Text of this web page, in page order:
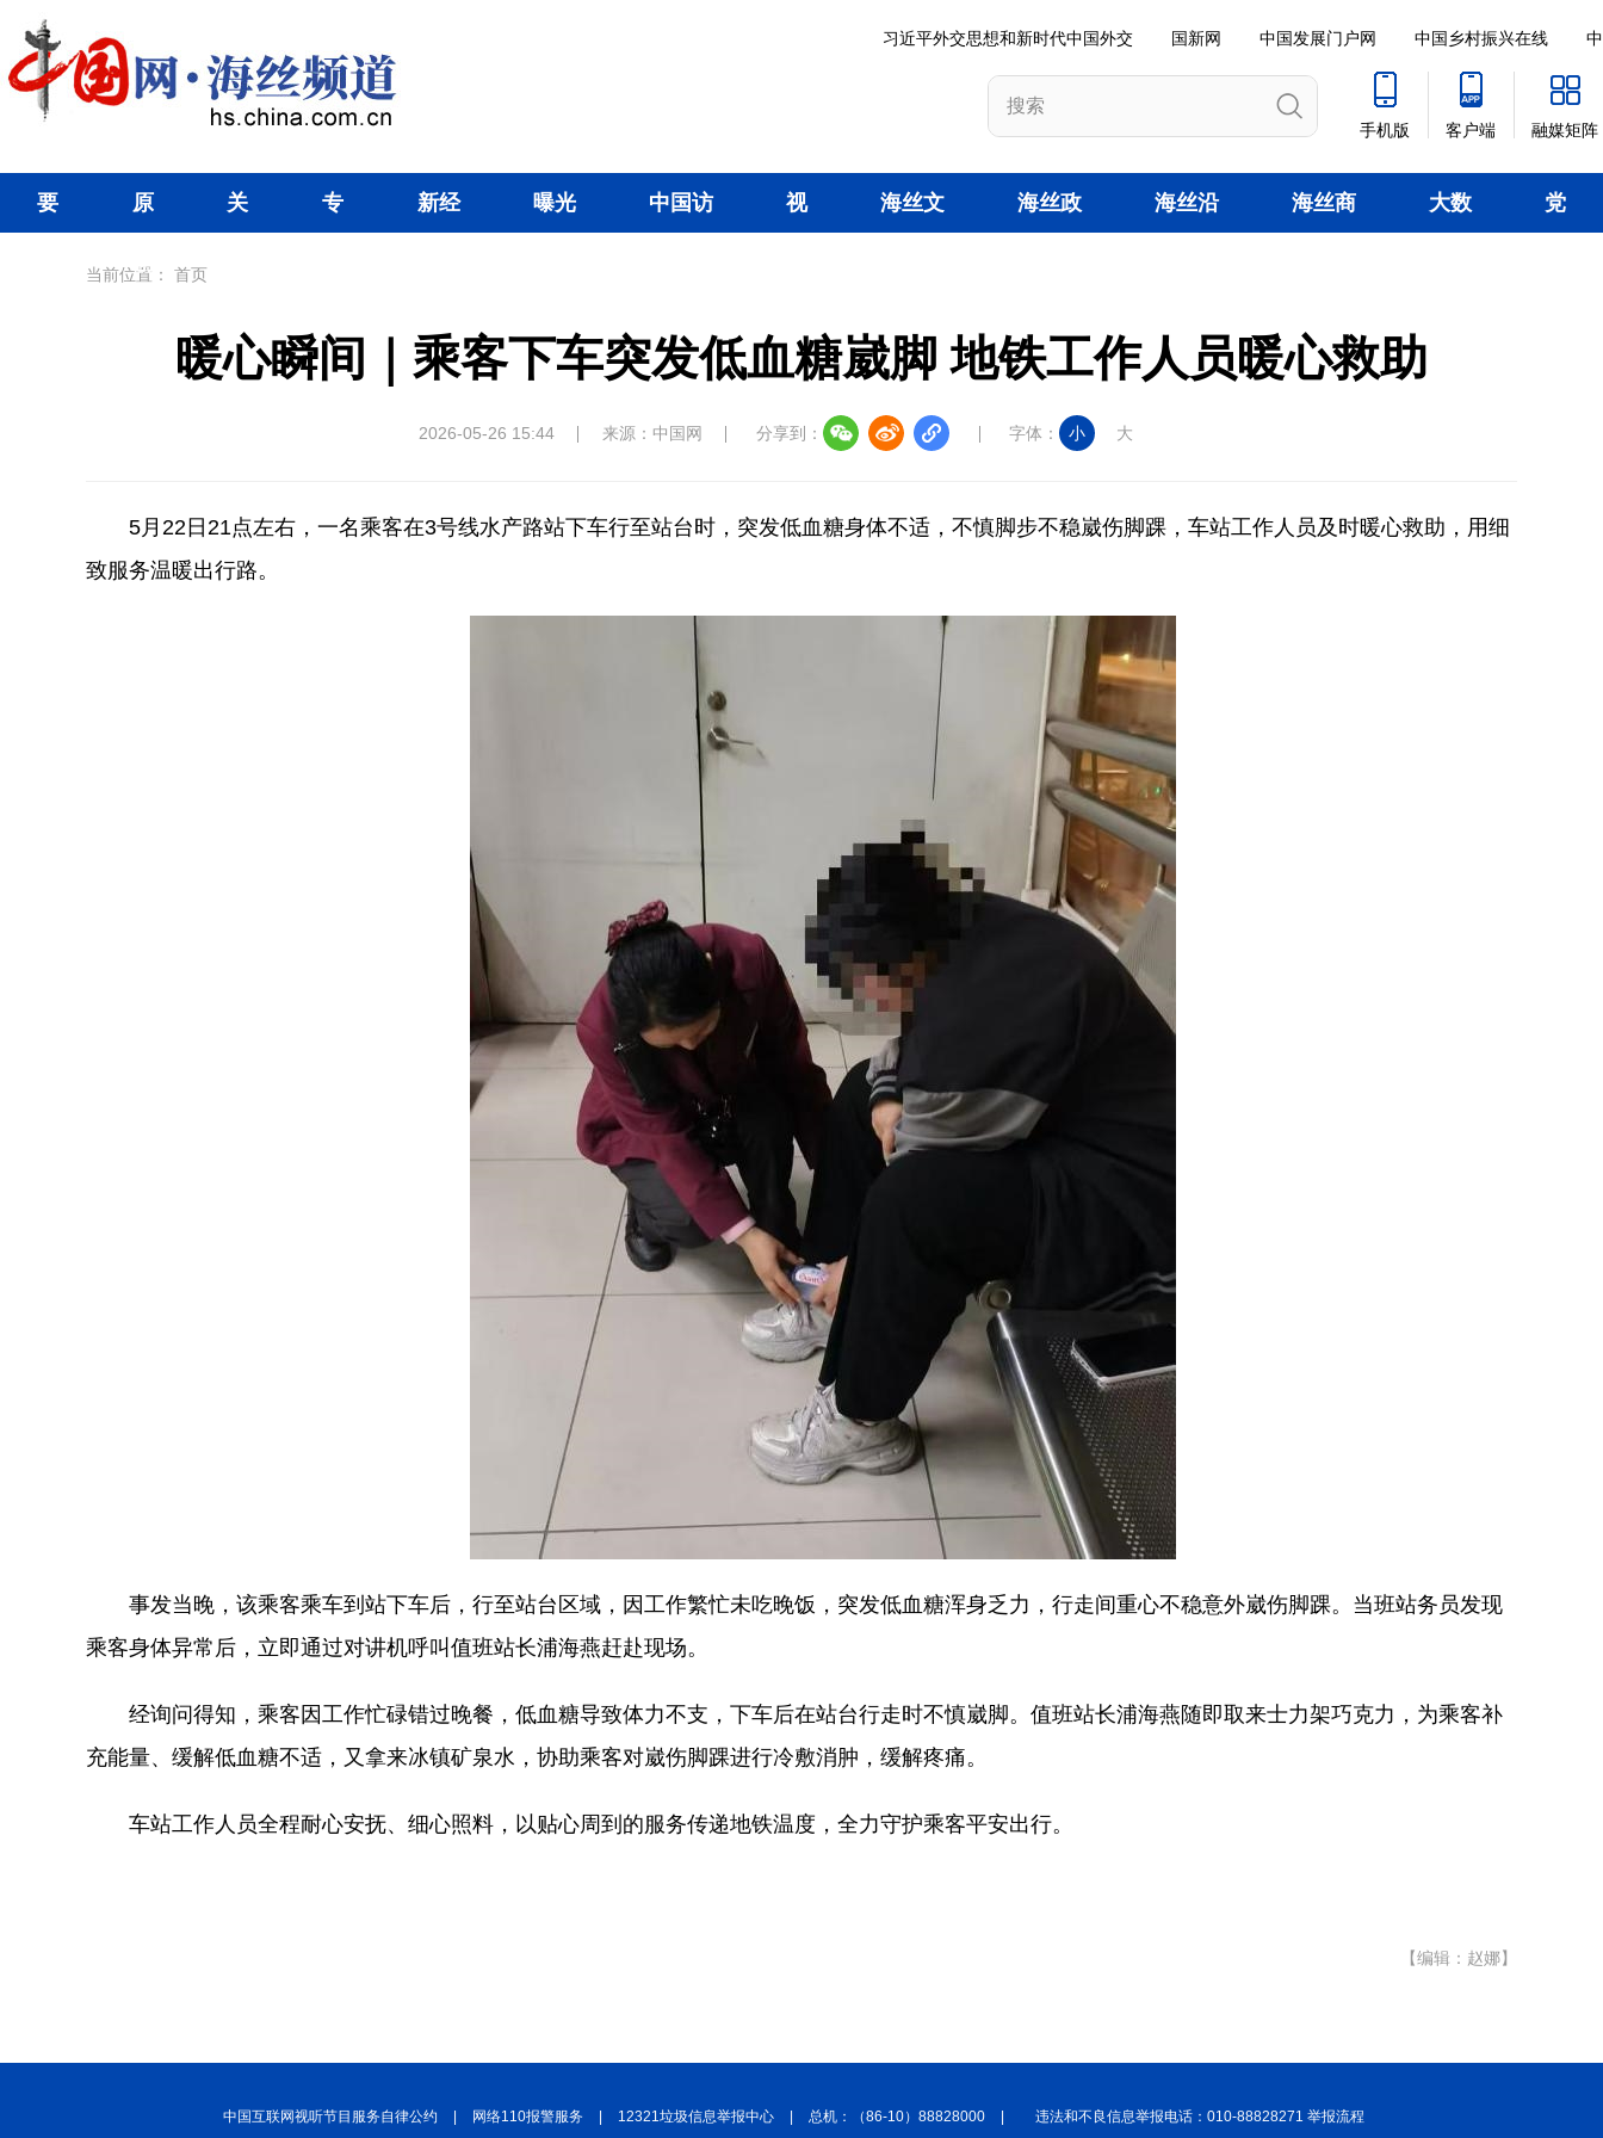
习近平外交思想和新时代中国外交 国新网 中国发展门户网 中国乡村振兴在线
手机版 客户端 融媒矩阵
要 原
创
关 专 新经 曝光 中国访 视 海丝文 海丝政 海丝沿 海丝商 大数 党
当前位置： 首页
暖心瞬间｜乘客下车突发低血糖崴脚 地铁工作人员暖心救助
2026-05-26 15:44 来源：中国网 分享到： 字体： 小 大
5月22日21点左右，一名乘客在3号线水产路站下车行至站台时，突发低血糖身体不适，不慎脚步不稳崴伤脚踝，车站工作人员及时暖心救助，用细
致服务温暖出行路。
事发当晚，该乘客乘车到站下车后，行至站台区域，因工作繁忙未吃晚饭，突发低血糖浑身乏力，行走间重心不稳意外崴伤脚踝。当班站务员发现
乘客身体异常后，立即通过对讲机呼叫值班站长浦海燕赶赴现场。
经询问得知，乘客因工作忙碌错过晚餐，低血糖导致体力不支，下车后在站台行走时不慎崴脚。值班站长浦海燕随即取来士力架巧克力，为乘客补
充能量、缓解低血糖不适，又拿来冰镇矿泉水，协助乘客对崴伤脚踝进行冷敷消肿，缓解疼痛。
车站工作人员全程耐心安抚、细心照料，以贴心周到的服务传递地铁温度，全力守护乘客平安出行。
【编辑：赵娜】
中国互联网视听节目服务自律公约 网络110报警服务 12321垃圾信息举报中心 总机：（86-10）88828000 违法和不良信息举报电话：010-88828271 举报流程